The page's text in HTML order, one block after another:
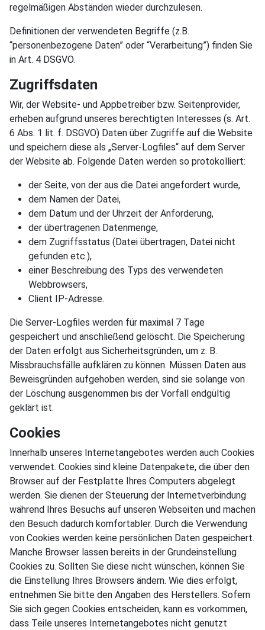
regelmäßigen Abständen wieder durchzulesen.
Definitionen der verwendeten Begriffe (z.B.
“personenbezogene Daten” oder “Verarbeitung”) finden Sie
in Art. 4 DSGVO.
Zugriffsdaten
Wir, der Website- und Appbetreiber bzw. Seitenprovider,
erheben aufgrund unseres berechtigten Interesses (s. Art.
6 Abs. 1 lit. f. DSGVO) Daten über Zugriffe auf die Website
und speichern diese als „Server-Logfiles“ auf dem Server
der Website ab. Folgende Daten werden so protokolliert:
der Seite, von der aus die Datei angefordert wurde,
dem Namen der Datei,
dem Datum und der Uhrzeit der Anforderung,
der übertragenen Datenmenge,
dem Zugriffsstatus (Datei übertragen, Datei nicht
gefunden etc.),
einer Beschreibung des Typs des verwendeten
Webbrowsers,
Client IP-Adresse.
Die Server-Logfiles werden für maximal 7 Tage
gespeichert und anschließend gelöscht. Die Speicherung
der Daten erfolgt aus Sicherheitsgründen, um z. B.
Missbrauchsfälle aufklären zu können. Müssen Daten aus
Beweisgründen aufgehoben werden, sind sie solange von
der Löschung ausgenommen bis der Vorfall endgültig
geklärt ist.
Cookies
Innerhalb unseres Internetangebotes werden auch Cookies
verwendet. Cookies sind kleine Datenpakete, die über den
Browser auf der Festplatte Ihres Computers abgelegt
werden. Sie dienen der Steuerung der Internetverbindung
während Ihres Besuchs auf unseren Webseiten und machen
den Besuch dadurch komfortabler. Durch die Verwendung
von Cookies werden keine persönlichen Daten gespeichert.
Manche Browser lassen bereits in der Grundeinstellung
Cookies zu. Sollten Sie diese nicht wünschen, können Sie
die Einstellung Ihres Browsers ändern. Wie dies erfolgt,
entnehmen Sie bitte den Angaben des Herstellers. Sofern
Sie sich gegen Cookies entscheiden, kann es vorkommen,
dass Teile unseres Internetangebotes nicht genutzt